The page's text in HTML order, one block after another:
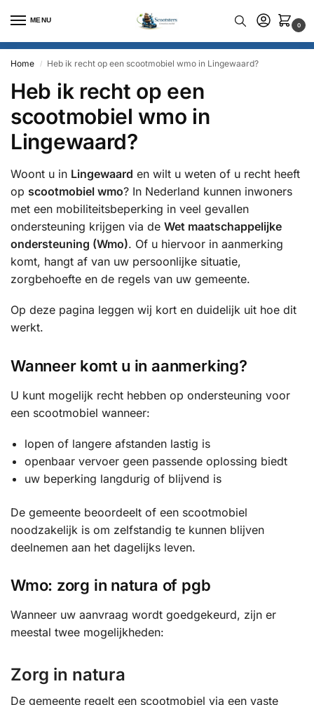
MENU
0
Home / Heb ik recht op een scootmobiel wmo in Lingewaard?
Heb ik recht op een
scootmobiel wmo in
Lingewaard?
Woont u in Lingewaard en wilt u weten of u recht heeft
op scootmobiel wmo? In Nederland kunnen inwoners
met een mobiliteitsbeperking in veel gevallen
ondersteuning krijgen via de Wet maatschappelijke
ondersteuning (Wmo). Of u hiervoor in aanmerking
komt, hangt af van uw persoonlijke situatie,
zorgbehoefte en de regels van uw gemeente.
Op deze pagina leggen wij kort en duidelijk uit hoe dit
werkt.
Wanneer komt u in aanmerking?
U kunt mogelijk recht hebben op ondersteuning voor
een scootmobiel wanneer:
lopen of langere afstanden lastig is
openbaar vervoer geen passende oplossing biedt
uw beperking langdurig of blijvend is
De gemeente beoordeelt of een scootmobiel
noodzakelijk is om zelfstandig te kunnen blijven
deelnemen aan het dagelijks leven.
Wmo: zorg in natura of pgb
Wanneer uw aanvraag wordt goedgekeurd, zijn er
meestal twee mogelijkheden:
Zorg in natura
De gemeente regelt een scootmobiel via een vaste